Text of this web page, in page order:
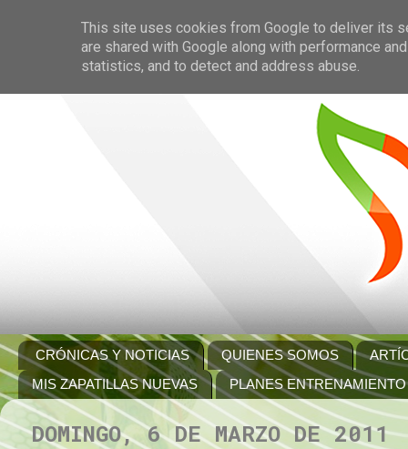
CRÓNICAS Y NOTICIAS QUIENES SOMOS
MIS ZAPATILLAS NUEVAS
PLANES ENTRENAMIENTO
DOMINGO, 6 DE MARZO DE 2011
This site uses cookies from Google to deliver its
are shared with Google along with performance
statistics, and to detect and address abuse.